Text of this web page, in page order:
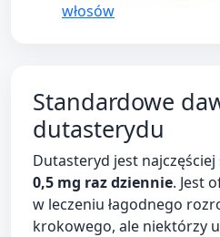
włosów
Standardowe
dutasterydu
Dutasteryd jest
0,5 mg raz dziennie. Jest
w leczeniu łagodnego
krokowego, ale niektórzy